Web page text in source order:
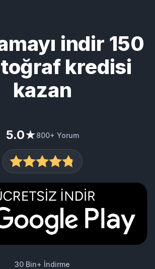
indir 150
kredisi
kazan
5.0★800+ Yorum
30 Bin+ İndirme